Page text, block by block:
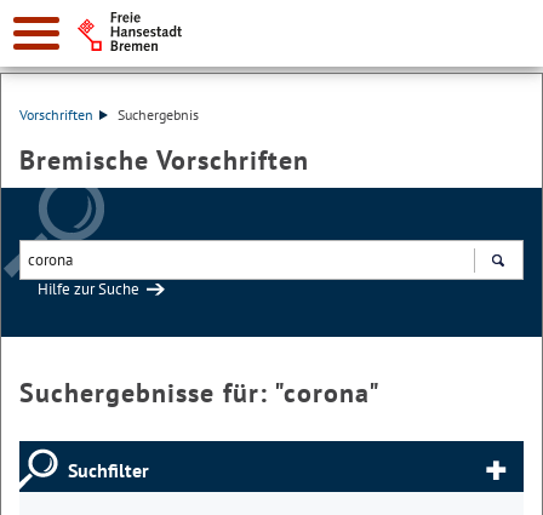
Vorschriften Suchergebnis
Bremische Vorschriften
Hilfe zur Suche
Suchergebnisse für: "corona"
Suchfilter